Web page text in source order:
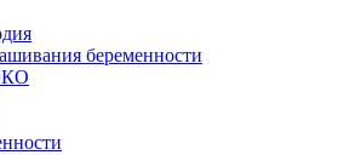
беременности